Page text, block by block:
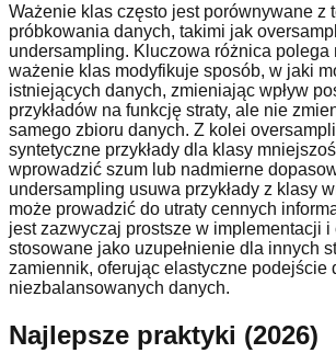
Ważenie klas często jest porównywane z
próbkowania danych, takimi jak
undersampling. Kluczowa różnica polega
ważenie klas modyfikuje sposób, w jaki
istniejących danych, zmieniając wpływ
przykładów na funkcję straty, ale nie
samego zbioru danych. Z kolei
syntetyczne przykłady dla klasy
wprowadzić szum lub nadmierne
undersampling usuwa przykłady z klasy
może prowadzić do utraty cennych
jest zazwyczaj prostsze w implementacji i
stosowane jako uzupełnienie dla innych
zamiennik, oferując elastyczne podejście
niezbalansowanych danych.
Najlepsze praktyki (2026)